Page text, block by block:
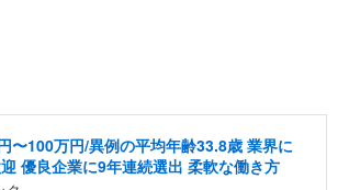
〜100万円/異例の平均年齢33.8歳 業界に
優良企業に9年連続選出 柔軟な働き方